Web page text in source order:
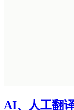
AI、人工翻